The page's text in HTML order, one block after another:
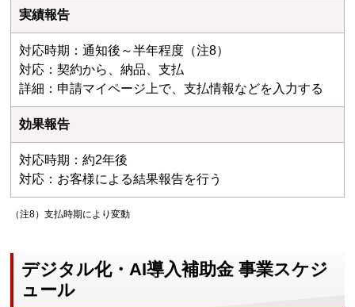
実績報告
対応時期：通知後～半年程度（注8）
対応：契約から、納品、支払
詳細：申請マイページ上で、支払情報などを入力する
効果報告
対応時期：約2年後
対応：お客様による結果報告を行う
（注8）支払時期により変動
デジタル化・AI導入補助金 事業スケジ
ュール